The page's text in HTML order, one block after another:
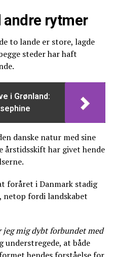
andre rytmer
to lande er store, lagde
steder har haft
i Grønland:
danske natur med sine
årstidsskift har givet hende
foråret i Danmark stadig
netop fordi landskabet
mig dybt forbundet med
understregede, at både